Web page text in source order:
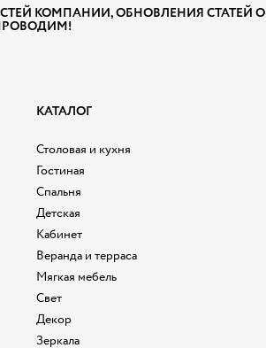
КОМПАНИИ, ОБНОВЛЕНИЯ СТАТЕЙ О
КАТАЛОГ
Столовая и кухня
Гостиная
Спальня
Детская
Кабинет
Веранда и терраса
Мягкая мебель
Свет
Декор
Зеркала